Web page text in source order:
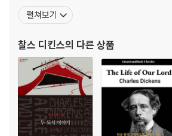
10시간씩 일하며 주당 6실링을 받았던 이때
여러 작품의 토대가 되었다. 집안 형편으로 결국 학교를 그만두고 속
33년 『먼슬리 매거진』에 첫 단편 「
펼쳐보기
찰스 디킨스의 다른 상품